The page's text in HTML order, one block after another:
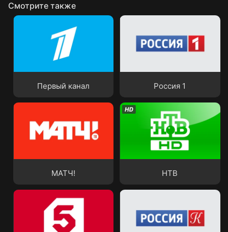
Смотрите также
Первый канал Россия 1
МАТЧ! НТВ